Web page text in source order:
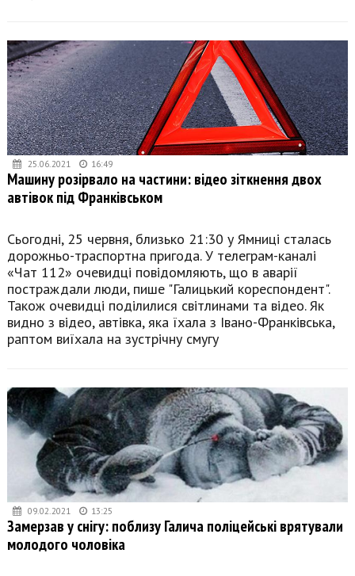
25.06.2021 16:49
Машину розірвало на частини: відео зіткнення двох
автівок під Франківськом
Сьогодні, 25 червня, близько 21:30 у Ямниці сталась
дорожньо-траспортна пригода. У телеграм-каналі
«Чат 112» очевидці повідомляють, що в аварії
постраждали люди, пише "Галицький кореспондент".
Також очевидці поділилися світлинами та відео. Як
видно з відео, автівка, яка їхала з Івано-Франківська,
раптом виїхала на зустрічну смугу
09.02.2021 13:25
Замерзав у снігу: поблизу Галича поліцейські врятували
молодого чоловіка